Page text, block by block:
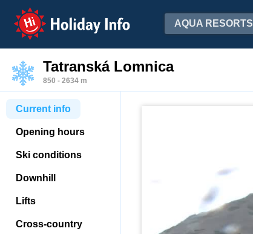
Holiday Info AQUA RESORTS
Tatranská Lomnica
850 - 2634 m
Current info
Opening hours
Ski conditions
Downhill
Lifts
Cross-country